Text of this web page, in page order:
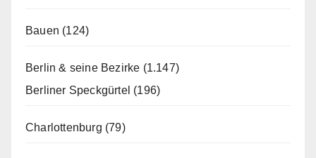
Bauen (124)
Berlin & seine Bezirke (1.147)
Berliner Speckgürtel (196)
Charlottenburg (79)